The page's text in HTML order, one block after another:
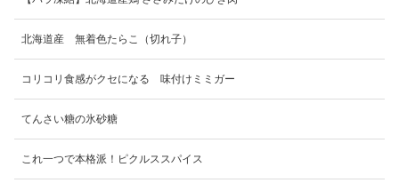
北海道産 無着色たらこ（切れ子）
コリコリ食感がクセになる 味付けミミガー
てんさい糖の氷砂糖
これ一つで本格派！ピクルススパイス